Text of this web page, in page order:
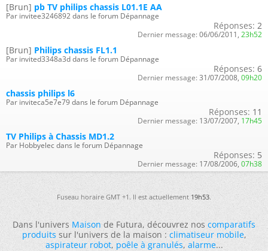
[Brun] pb TV philips chassis L01.1E AA
Par invitee3246892 dans le forum Dépannage
Réponses: 2
Dernier message: 06/06/2011, 23h52
[Brun] Philips chassis FL1.1
Par invited3348a3d dans le forum Dépannage
Réponses: 6
Dernier message: 31/07/2008, 09h20
chassis philips l6
Par inviteca5e7e79 dans le forum Dépannage
Réponses: 11
Dernier message: 13/07/2007, 17h45
TV Philips à Chassis MD1.2
Par Hobbyelec dans le forum Dépannage
Réponses: 5
Dernier message: 17/08/2006, 07h38
Fuseau horaire GMT +1. Il est actuellement19h53.
Dans l'universMaisonde Futura, découvrez noscomparatifs
produitssur l'univers de la maison :climatiseur mobile,
aspirateur robot,poêle à granulés,alarme...